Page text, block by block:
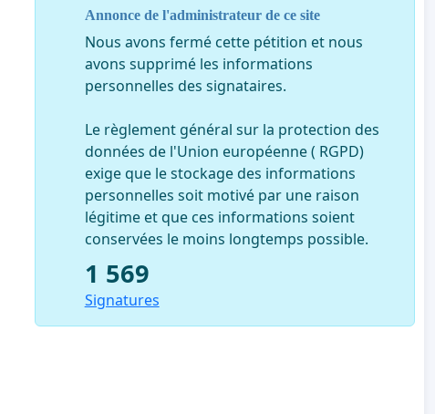
Annonce de l'administrateur de ce site
Nous avons fermé cette pétition et nous
avons supprimé les informations
personnelles des signataires.
Le règlement général sur la protection des
données de l'Union européenne ( RGPD)
exige que le stockage des informations
personnelles soit motivé par une raison
légitime et que ces informations soient
conservées le moins longtemps possible.
1 569
Signatures